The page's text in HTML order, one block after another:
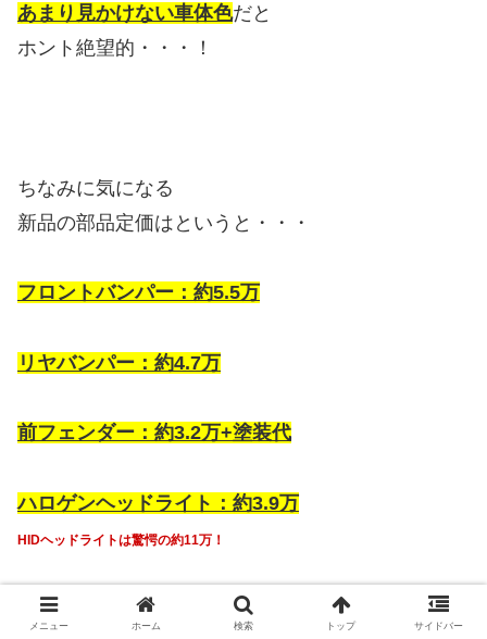
あまり見かけない車体色だと
ホント絶望的・・・！
ちなみに気になる
新品の部品定価はというと・・・
フロントバンパー：約5.5万
リヤバンパー：約4.7万
前フェンダー：約3.2万+塗装代
ハロゲンヘッドライト：約3.9万
HIDヘッドライトは驚愕の約11万！
メニュー ホーム 検索 トップ サイドバー